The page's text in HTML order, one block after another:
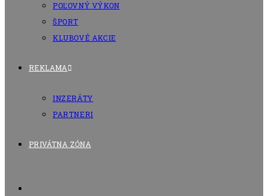
POĽOVNÝ VÝKON
ŠPORT
KLUBOVÉ AKCIE
REKLAMA
INZERÁTY
PARTNERI
PRIVÁTNA ZÓNA